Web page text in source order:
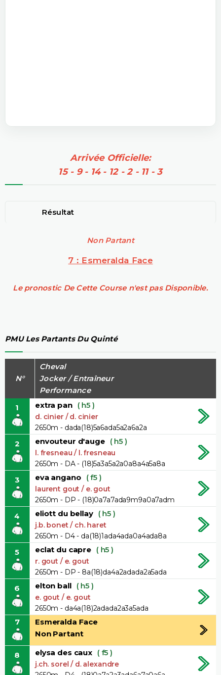
Arrivée Officielle:
15 - 9 - 14 - 12 - 2 - 11 - 3
Résultat
Non Partant
7 : Esmeralda Face
Le pronostic De Cette Course n'est pas Disponible.
PMU Les Partants Du Quinté
N°
Cheval
Jocker / Entraîneur
Performance
1
extra pan ( h5 )
d. cinier / d. cinier
2650m - dada(18)5a6ada5a2a6a2a
2 envouteur d'auge ( h5 )
l. fresneau / l. fresneau
2650m - DA - (18)5a3a5a2a0a8a4a5a8a
3 eva angano ( f5 )
laurent gout / e. gout
2650m - DP - (18)0a7a7ada9m9a0a7adm
4 eliott du bellay ( h5 )
j.b. bonet / ch. haret
2650m - D4 - da(18)1ada4ada0a4ada8a
5 eclat du capre ( h5 )
r. gout / e. gout
2650m - DP - 8a(18)da4a2adada2a5ada
6 elton ball ( h5 )
e. gout / e. gout
2650m - da4a(18)2adada2a3a5ada
7
Esmeralda Face
Non Partant
8 elysa des caux ( f5 )
j.ch. sorel / d. alexandre